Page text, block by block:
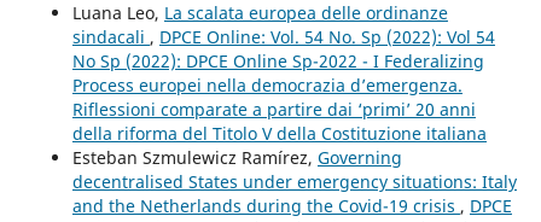
Luana Leo, La scalata europea delle ordinanze
sindacali , DPCE Online: Vol. 54 No. Sp (2022): Vol 54
No Sp (2022): DPCE Online Sp-2022 - I Federalizing
Process europei nella democrazia d’emergenza.
Riflessioni comparate a partire dai ‘primi’ 20 anni
della riforma del Titolo V della Costituzione italiana
Esteban Szmulewicz Ramírez, Governing
decentralised States under emergency situations: Italy
and the Netherlands during the Covid-19 crisis , DPCE